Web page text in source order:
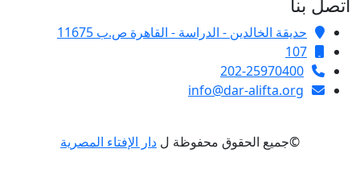
حديقة الخالدين - الدراسة - القاهرة ص.ب 11675
107
202-25970400
info@dar-alifta.org
©جميع الحقوق محفوظة ل دار الإفتاء المصرية